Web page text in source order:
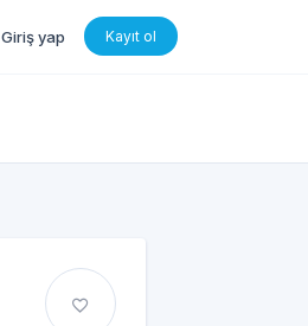
Giriş yap Kayıt ol